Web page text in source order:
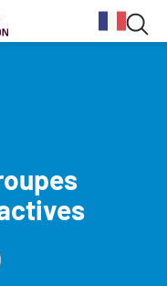
promotion